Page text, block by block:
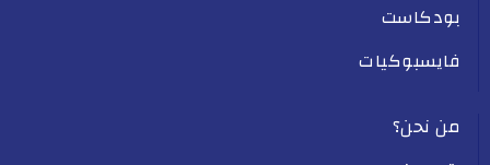
بودكاست
فايسبوكيات
من نحن؟